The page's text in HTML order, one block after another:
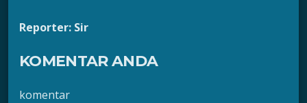
Reporter: Sir
KOMENTAR ANDA
komentar